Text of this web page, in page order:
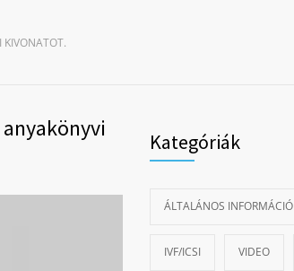
KIVONATOT.
Kategóriák
ÁLTALÁNOS INFORMÁCIÓ
IVF/ICSI VIDEO